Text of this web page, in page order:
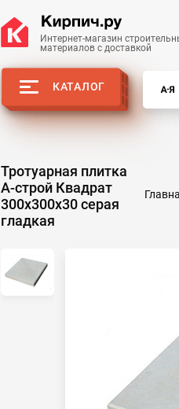
Интернет-магазин
материалов с доставкой
КАТАЛОГ
Тротуарная плитка
А-строй Квадрат
300x300х30 серая
гладкая